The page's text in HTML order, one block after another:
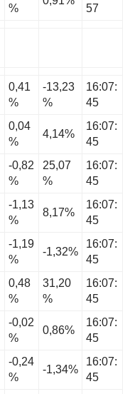
%
57
0,41
%
-13,23
%
16:07:
45
0,04
%
4,14%
16:07:
45
-0,82
%
25,07
%
16:07:
45
-1,13
%
8,17%
16:07:
45
-1,19
%
-1,32%
16:07:
45
0,48
%
31,20
%
16:07:
45
-0,02
%
0,86%
16:07:
45
-0,24
%
-1,34%
16:07:
45